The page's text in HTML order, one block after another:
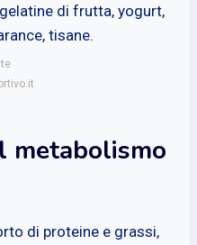
di frutta, yogurt,
tisane.
metabolismo
di proteine e grassi,